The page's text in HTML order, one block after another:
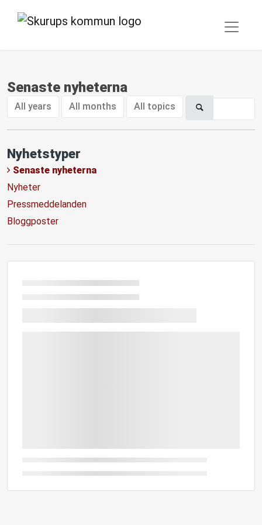
Senaste nyheterna
All years All months All topics
Nyhetstyper
Senaste nyheterna
Nyheter
Pressmeddelanden
Bloggposter